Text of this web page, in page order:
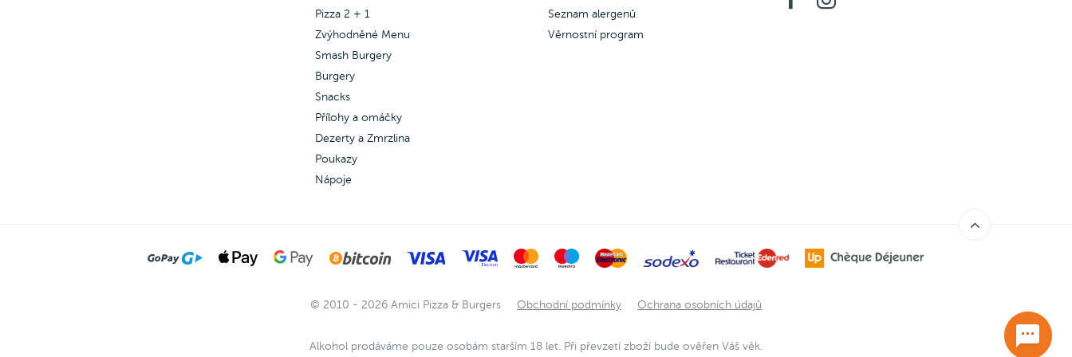
Pizza 2 + 1
Zvýhodněné Menu
Smash Burgery
Burgery
Snacks
Přílohy a omáčky
Dezerty a Zmrzlina
Poukazy
Nápoje
Seznam alergenů
Věrnostní program
© 2010 - 2026 Amici Pizza & Burgers Obchodní podmínky Ochrana osobních údajů
Alkohol prodáváme pouze osobám starším 18 let. Při převzetí zboží bude ověřen Váš věk.